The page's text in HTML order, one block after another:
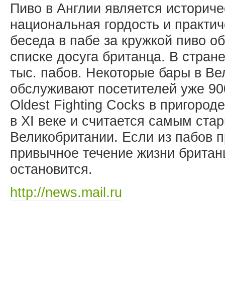
Пиво в Англии является
национальная гордость и
беседа в пабе за кружкой пиво
списке досуга британца. В
тыс. пабов. Некоторые бары в
обслуживают посетителей уже
Oldest Fighting Cocks в
в XI веке и считается самым
Великобритании. Если из пабов
привычное течение жизни
остановится.
http://news.mail.ru